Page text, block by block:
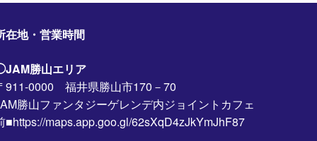
在地・営業時間
勝山エリア
911-0000 福井県勝山市170－70
勝山ファンタジーゲレンデ内ジョイントカフェ
■https://maps.app.goo.gl/62sXqD4zJkYmJhF87